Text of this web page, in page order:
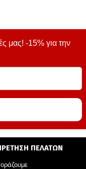
μας! -15% για την
ΠΕΛΑΤΩΝ